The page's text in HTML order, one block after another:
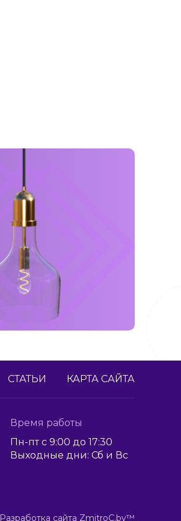
СТАТЬИ КАРТА САЙТА
Время работы
Пн-пт с 9:00 до 17:30
Выходные дни: Сб и Вс
Разработка сайта ZmitroC.by™